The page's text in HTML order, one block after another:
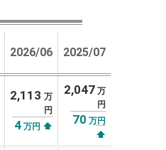
2026/06 2025/07
2,113 万
円
4 万円 ⬆
2,047 万
円
70 万円
⬆